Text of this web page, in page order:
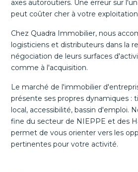
axes autoroutiers. Une erreur sur
peut coûter cher à votre
Chez Quadra Immobilier, nous
logisticiens et distributeurs dans la
négociation de leurs surfaces
comme à l'acquisition.
Le marché de l'immobilier
présente ses propres dynamiques :
local, accessibilité, bassin d'emploi.
fine du secteur de NIEPPE et des
permet de vous orienter vers les
pertinentes pour votre activité.